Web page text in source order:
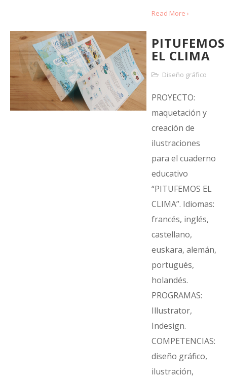
Read More ›
PITUFEMOS
EL CLIMA
Diseño gráfico
PROYECTO:
maquetación y
creación de
ilustraciones
para el cuaderno
educativo
“PITUFEMOS EL
CLIMA”. Idiomas:
francés, inglés,
castellano,
euskara, alemán,
portugués,
holandés.
PROGRAMAS:
Illustrator,
Indesign.
COMPETENCIAS:
diseño gráfico,
ilustración,